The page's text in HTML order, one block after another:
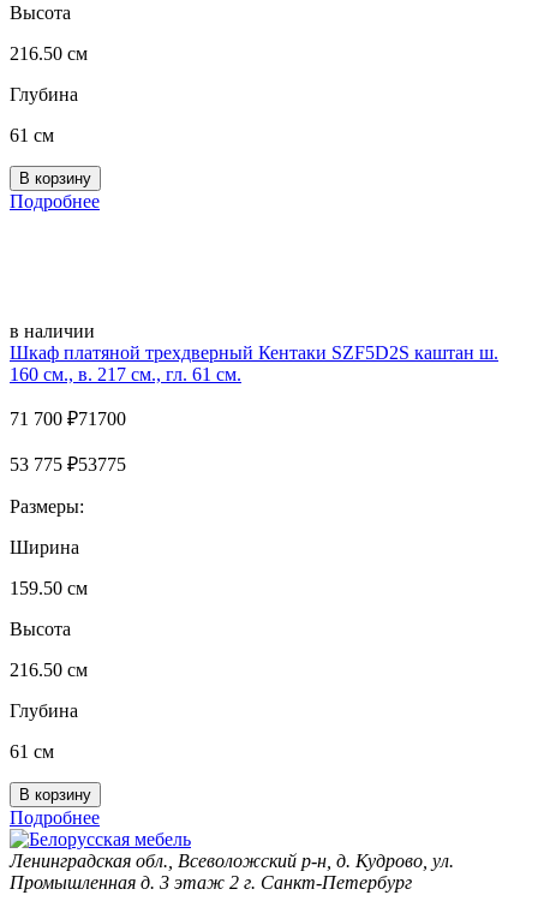
Высота
216.50 см
Глубина
61 см
Подробнее
в наличии
Шкаф платяной трехдверный Кентаки SZF5D2S каштан ш.
160 см., в. 217 см., гл. 61 см.
71 700 ₽71700
53 775 ₽53775
Размеры:
Ширина
159.50 см
Высота
216.50 см
Глубина
61 см
Подробнее
Ленинградская обл., Всеволожский р-н, д. Кудрово, ул.
Промышленная д. 3 этаж 2 г. Санкт-Петербург